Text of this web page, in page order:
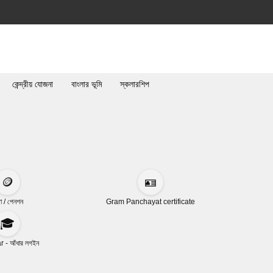
কেন্দ্রীয় যোজনা বাংলার ভূমি স্কলারশিপ
🪙
/ পেনশন
🪪
Gram Panchayat certificate
🎓
- আঁধার লগইন